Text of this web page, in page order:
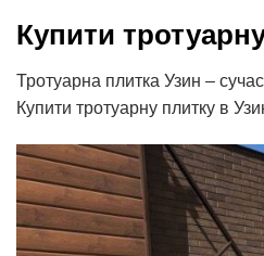
Купити
Тротуарна плитка Узин –
Купити тротуарну плитку в